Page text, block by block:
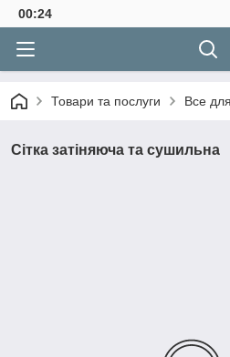
00:24
Товари та послуги Все
Сітка затіняюча та сушильна